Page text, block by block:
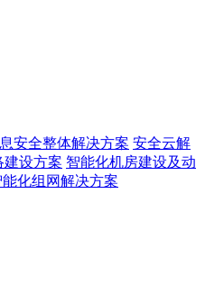
安全整体解决方案 安全云解
建设方案 智能化机房建设及动
能化组网解决方案